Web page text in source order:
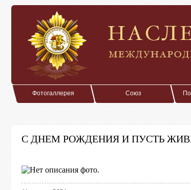
Фотогаллерея Союз
С ДНЕМ РОЖДЕНИЯ И ПУСТЬ